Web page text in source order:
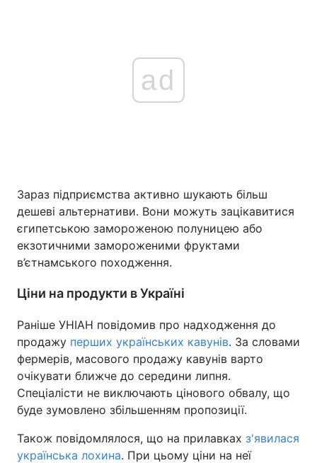
ad
Зараз підприємства активно шукають більш
дешеві альтернативи. Вони можуть зацікавитися
єгипетською замороженою полуницею або
екзотичними замороженими фруктами
в’єтнамського походження.
Ціни на продукти в Україні
Раніше УНІАН повідомив про надходження до
продажу перших українських кавунів. За словами
фермерів, масового продажу кавунів варто
очікувати ближче до середини липня.
Спеціалісти не виключають цінового обвалу, що
буде зумовлено збільшенням пропозиції.
Також повідомлялося, що на прилавках з'явилася
українська лохина. При цьому ціни на неї